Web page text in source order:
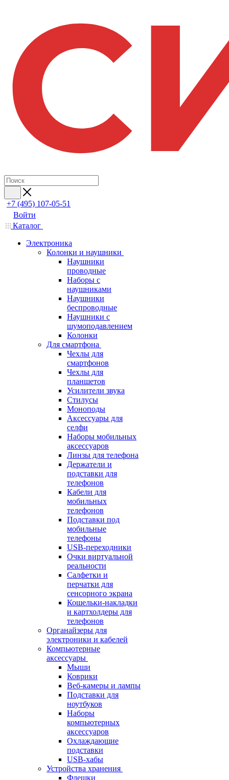
+7 (495) 107-05-51
Войти
Каталог
Электроника
Колонки и наушники
Наушники
проводные
Наборы с
наушниками
Наушники
беспроводные
Наушники с
шумоподавлением
Колонки
Для смартфона
Чехлы для
смартфонов
Чехлы для
планшетов
Усилители звука
Стилусы
Моноподы
Аксессуары для
селфи
Наборы мобильных
аксессуаров
Линзы для телефона
Держатели и
подставки для
телефонов
Кабели для
мобильных
телефонов
Подставки под
мобильные
телефоны
USB-переходники
Очки виртуальной
реальности
Салфетки и
перчатки для
сенсорного экрана
Кошельки-накладки
и картхолдеры для
телефонов
Органайзеры для
электроники и кабелей
Компьютерные
аксессуары
Мыши
Коврики
Веб-камеры и лампы
Подставки для
ноутбуков
Наборы
компьютерных
аксессуаров
Охлаждающие
подставки
USB-хабы
Устройства хранения
Флешки